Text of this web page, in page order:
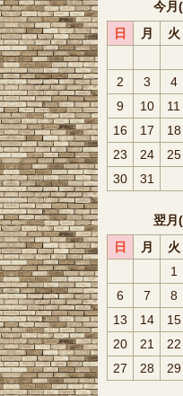
今月
日
月 火
2
3 4
9
10 11
16
17 18
23
24 25
30
31
翌月
日
月 火
1
6
7 8
13
14 15
20
21 22
27
28 29